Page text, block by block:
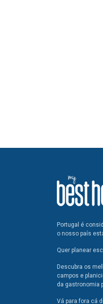
Portugal é
o nosso país
Quer planear
Descubra os
campos e
da gastronomia
Vá para fora cá